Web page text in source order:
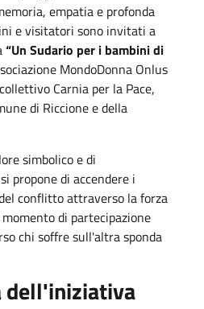
empatia e profonda
e visitatori sono invitati a
“Un Sudario per i bambini di
MondoDonna Onlus
Carnia per la Pace,
di Riccione e della
simbolico e di
propone di accendere i
conflitto attraverso la forza
di partecipazione
chi soffre sull'altra sponda
dell'iniziativa